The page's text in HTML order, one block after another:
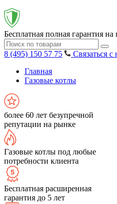
Бесплатная полная гарантия на
8 (495) 150 57 75
Связаться с
Главная
Газовые котлы
более 60 лет безупречной
репутации на рынке
Газовые котлы под любые
потребности клиента
Бесплатная расширенная
гарантия до 5 лет